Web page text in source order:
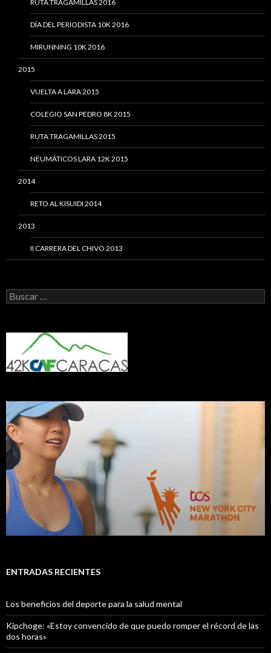
RUTA TRAGAMILLAS 2016
DÍA DEL PERIODISTA 10K 2016
MIRUNNING 10K 2016
2015
VUELTA A LARA 2015
COLEGIO SAN PEDRO 8K 2015
RUTA TRAGAMILLAS 2015
NEUMÁTICOS LARA 12K 2015
2014
RETO AL KISUIDI 2014
2013
II CARRERA DEL CHIVO 2013
Buscar:
ENTRADAS RECIENTES
Los beneficios del deporte para la salud mental
Kipchoge: «Estoy convencido de que puedo romper el récord de las
dos horas»